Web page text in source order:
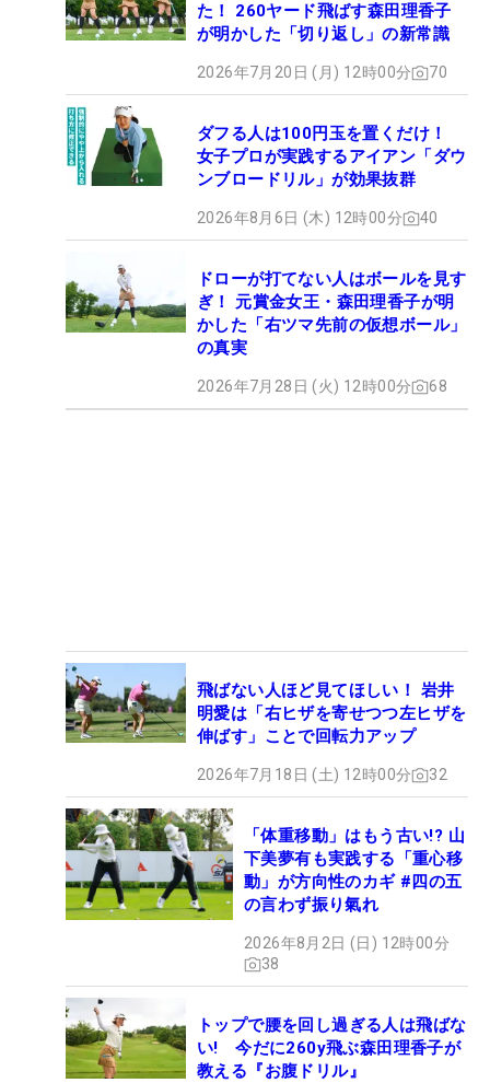
た！ 260ヤード飛ばす森田理香子
が明かした「切り返し」の新常識
2026年7月20日 (月) 12時00分 70
ダフる人は100円玉を置くだけ！
女子プロが実践するアイアン「ダウ
ンブロードリル」が効果抜群
2026年8月6日 (木) 12時00分 40
ドローが打てない人はボールを見す
ぎ！ 元賞金女王・森田理香子が明
かした「右ツマ先前の仮想ボール」
の真実
2026年7月28日 (火) 12時00分 68
飛ばない人ほど見てほしい！ 岩井
明愛は「右ヒザを寄せつつ左ヒザを
伸ばす」ことで回転力アップ
2026年7月18日 (土) 12時00分 32
「体重移動」はもう古い!? 山
下美夢有も実践する「重心移
動」が方向性のカギ #四の五
の言わず振り氣れ
2026年8月2日 (日) 12時00分
38
トップで腰を回し過ぎる人は飛ばな
い! 今だに260y飛ぶ森田理香子が
教える『お腹ドリル』